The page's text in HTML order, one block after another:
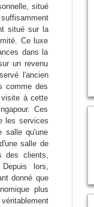
situé
situé sur la
Ce luxe
dans la
un revenu
l'ancien
comme des
à cette
Ces
les services
salle qu'une
salle de
des clients,
lors,
donné que
plus